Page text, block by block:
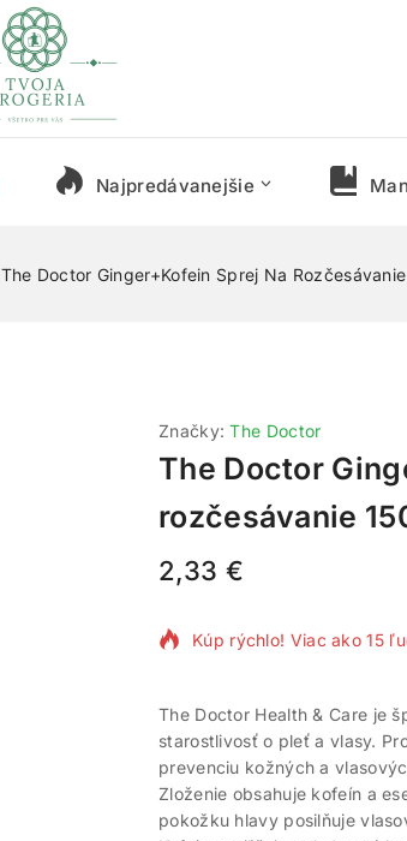
Najpredávanejšie
The Doctor Ginger+Kofein Sprej Na
Značky:The Doctor
The Doctor
rozčesávanie
2,33 €
3 produktov predaných
Kúp rýchlo! Viac ako 15
The Doctor Health & Care je
starostlivosť o pleť a vlasy.
prevenciu kožných a
Zloženie obsahuje kofeín a
pokožku hlavy posilňuje